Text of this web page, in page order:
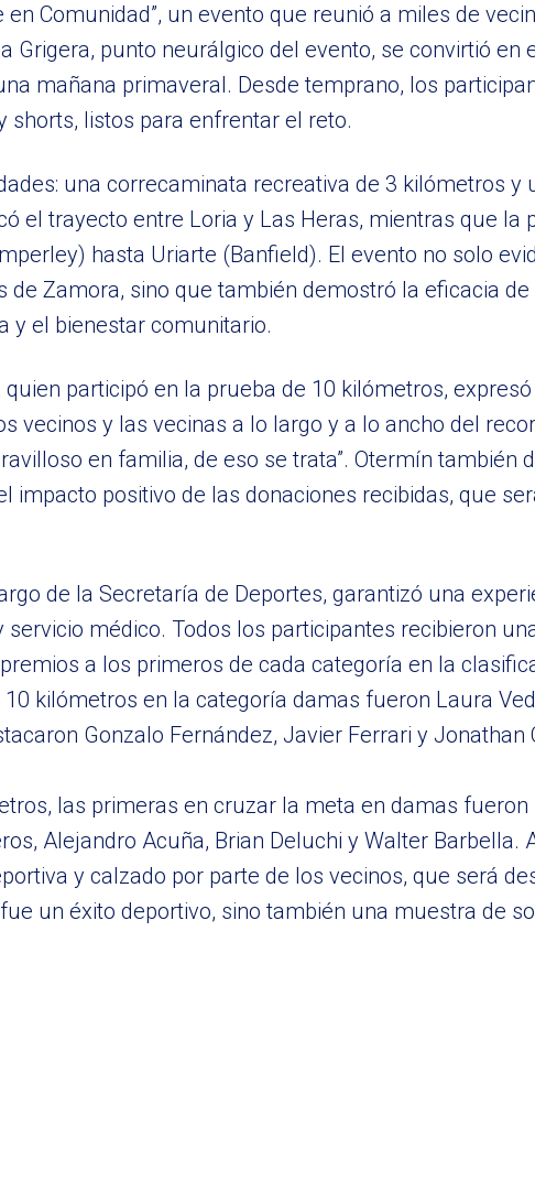
en Comunidad”, un evento que reunió a miles de
Grigera, punto neurálgico del evento, se convirtió en
mañana primaveral. Desde temprano, los
shorts, listos para enfrentar el reto.
una correcaminata recreativa de 3 kilómetros y
el trayecto entre Loria y Las Heras, mientras que la
hasta Uriarte (Banfield). El evento no solo
de Zamora, sino que también demostró la eficacia
y el bienestar comunitario.
participó en la prueba de 10 kilómetros,
vecinos y las vecinas a lo largo y a lo ancho del
en familia, de eso se trata”. Otermín también
impacto positivo de las donaciones recibidas, que
de la Secretaría de Deportes, garantizó una
servicio médico. Todos los participantes recibieron
a los primeros de cada categoría en la
kilómetros en la categoría damas fueron Laura
Gonzalo Fernández, Javier Ferrari y Jonathan
las primeras en cruzar la meta en damas fueron
Alejandro Acuña, Brian Deluchi y Walter Barbella.
y calzado por parte de los vecinos, que será
un éxito deportivo, sino también una muestra de